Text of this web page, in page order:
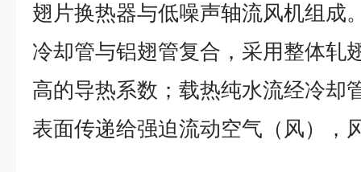
翅片换热器与低噪声轴流风机组成
冷却管与铝翅管复合，采用整体轧
高的导热系数；载热纯水流经冷却
表面传递给强迫流动空气（风），